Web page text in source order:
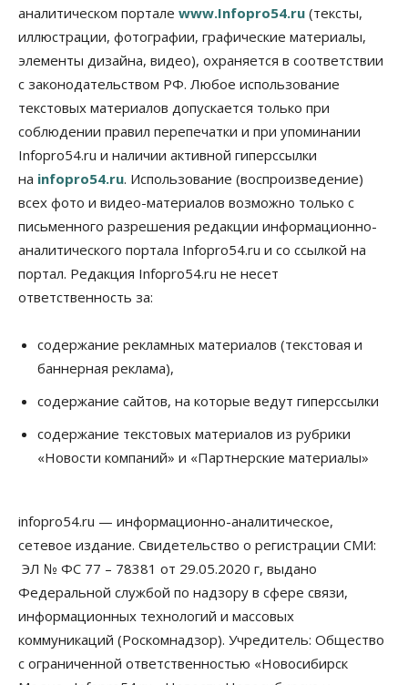
Авто Общество
Не катастрофа, а стресс-тест: эксперт
новосибирской сети СТО пояснил кому можно
заливать бензин Евро‑2
09 Августа 2026, 10:00
Бизнес
Работодатели Новосибирска заявили в центры
занятости почти 32 тысячи вакансий
09 Августа 2026, 09:00
Общество
Спрос на машино-места в
Новосибирской области вырос в полтора раза
К современному юридическому образованию в
России возникает много вопросов
08 Августа 2026, 17:00
Новосибирские вузы опубликовали
приказы о зачислении на бюджетные места
08 Августа 2026, 16:00
Искусственный интеллект впервые выписал
08 Августа 2026, 15:00
Авто
Продажи подержанных электромобилей в
Новосибирской области растут второй месяц
08 Августа 2026, 13:00
аналитическом портале www.Infopro54.ru (тексты,
иллюстрации, фотографии, графические материалы,
элементы дизайна, видео), охраняется в соответствии
с законодательством РФ. Любое использование
текстовых материалов допускается только при
соблюдении правил перепечатки и при упоминании
Infopro54.ru и наличии активной гиперссылки
на infopro54.ru. Использование (воспроизведение)
всех фото и видео-материалов возможно только с
письменного разрешения редакции информационно-
аналитического портала Infopro54.ru и со ссылкой на
портал. Редакция Infopro54.ru не несет
ответственность за:
содержание рекламных материалов (текстовая и
баннерная реклама),
содержание сайтов, на которые ведут гиперссылки
содержание текстовых материалов из рубрики
«Новости компаний» и «Партнерские материалы»
infopro54.ru — информационно-аналитическое,
сетевое издание. Свидетельство о регистрации СМИ:
ЭЛ № ФС 77 – 78381 от 29.05.2020 г, выдано
Федеральной службой по надзору в сфере связи,
информационных технологий и массовых
коммуникаций (Роскомнадзор). Учредитель: Общество
с ограниченной ответственностью «Новосибирск